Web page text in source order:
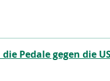
Pedale gegen die